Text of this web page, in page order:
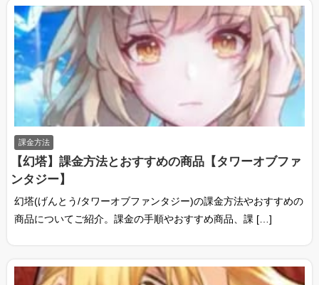
課金方法
【幻塔】課金方法とおすすめの商品【タワーオブファ
ンタジー】
幻塔(げんとう/タワーオブファンタジー)の課金方法やおすすめの
商品についてご紹介。課金の手順やおすすめ商品、課 […]